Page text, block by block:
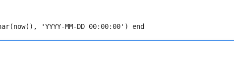
'YYYY-MM-DD 00:00:00') end